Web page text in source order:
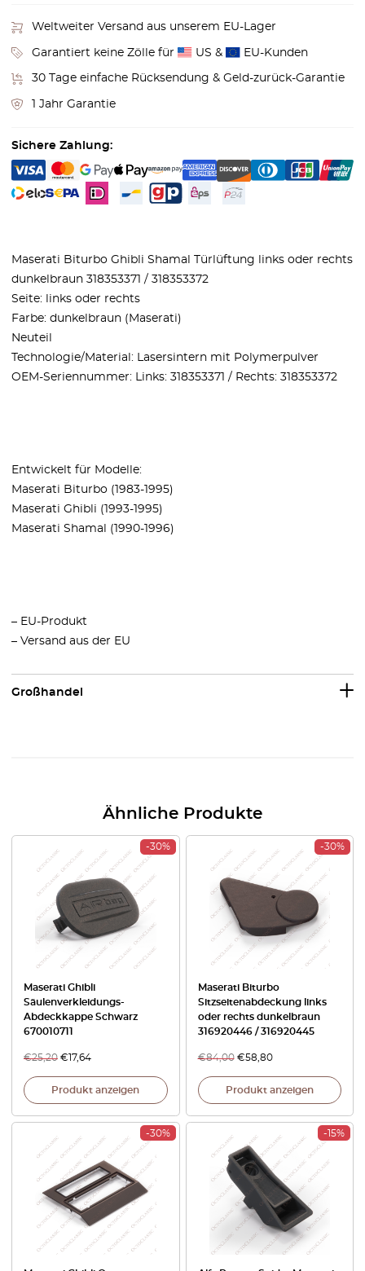
Weltweiter Versand aus unserem EU-Lager
Garantiert keine Zölle für US & EU-Kunden
30 Tage einfache Rücksendung & Geld-zurück-Garantie
1 Jahr Garantie
Sichere Zahlung:
Maserati Biturbo Ghibli Shamal Türlüftung links oder rechts
dunkelbraun 318353371 / 318353372
Seite: links oder rechts
Farbe: dunkelbraun (Maserati)
Neuteil
Technologie/Material: Lasersintern mit Polymerpulver
OEM-Seriennummer: Links: 318353371 / Rechts: 318353372
Entwickelt für Modelle:
Maserati Biturbo (1983-1995)
Maserati Ghibli (1993-1995)
Maserati Shamal (1990-1996)
– EU-Produkt
– Versand aus der EU
Großhandel
Ähnliche Produkte
-30%
Maserati Ghibli
Säulenverkleidungs-
Abdeckkappe Schwarz
670010711
€25,20 €17,64
Produkt anzeigen
-30%
Maserati Biturbo
Sitzseitenabdeckung links
oder rechts dunkelbraun
316920446 / 316920445
€84,00 €58,80
Produkt anzeigen
-30% -15%